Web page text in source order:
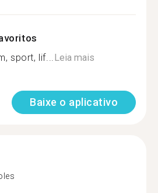
sport, lif...Leia mais
Baixe o aplicativo